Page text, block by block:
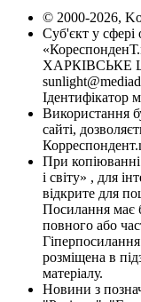
© 2000-2026,
Суб'єкт у сфері
ХАРКІВСЬКЕ
Ідентифікатор
Використання
сайті,
При копіюванні
і світу» , для
відкрите для
Посилання має
повного або
розміщена в
матеріалу.
Новини з